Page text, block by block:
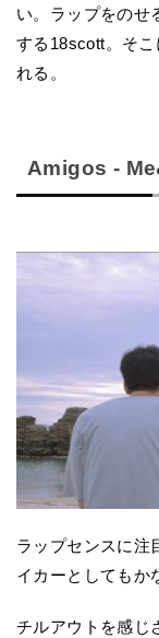
い。ラップをのせ
する18scott。そ
れる。
Amigos -
ラップセンスに注
イカーとしてもか
チルアウトを感じ